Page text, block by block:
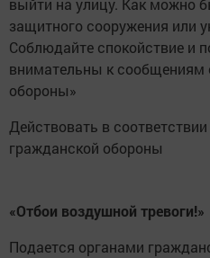
выйти на улицу. Как можно
защитного сооружения или
Соблюдайте спокойствие и
внимательны к сообщениям
обороны»
Действовать в
гражданской обороны
«Отбои воздушной тревоги!»
Подается органами